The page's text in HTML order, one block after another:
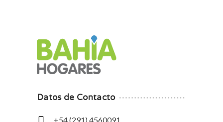
Datos de Contacto
+54 (291) 4560091